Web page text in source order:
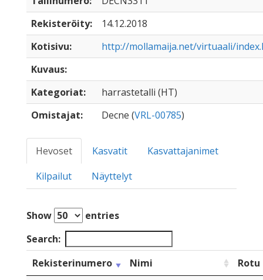
Rekisteröity:
14.12.2018
Kotisivu:
http://mollamaija.net/virtuaali/
Kuvaus:
Kategoriat:
harrastetalli (HT)
Omistajat:
Decne (VRL-00785)
Hevoset Kasvatit
Kasvattajanimet
Kilpailut
Näyttelyt
Show
entries
Search:
Rekisterinumero
Nimi
Rotu